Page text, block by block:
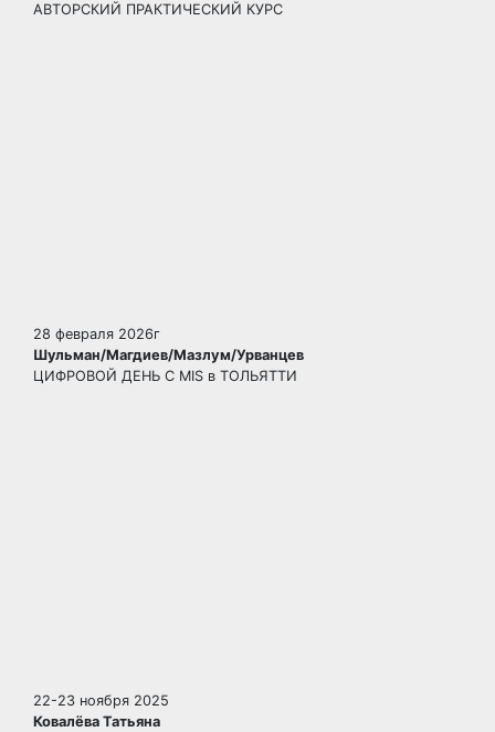
АВТОРСКИЙ ПРАКТИЧЕСКИЙ КУРС
28 февраля 2026г
Шульман/Магдиев/Мазлум/Урванцев
ЦИФРОВОЙ ДЕНЬ С MIS в ТОЛЬЯТТИ
22-23 ноября 2025
Ковалёва Татьяна